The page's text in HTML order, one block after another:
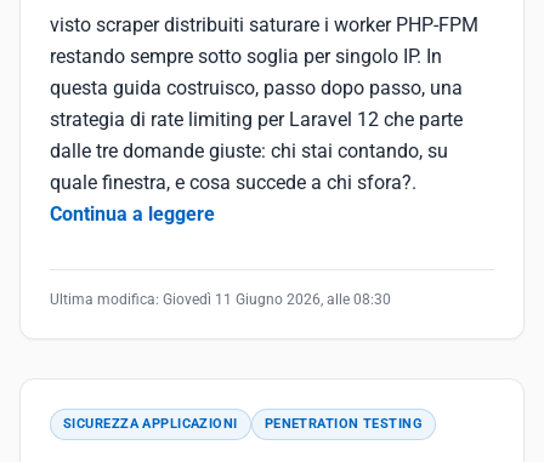
visto scraper distribuiti saturare i worker PHP-FPM
restando sempre sotto soglia per singolo IP. In
questa guida costruisco, passo dopo passo, una
strategia di rate limiting per Laravel 12 che parte
dalle tre domande giuste: chi stai contando, su
quale finestra, e cosa succede a chi sfora?.
Continua a leggere
Ultima modifica: Giovedì 11 Giugno 2026, alle 08:30
SICUREZZA APPLICAZIONI PENETRATION TESTING